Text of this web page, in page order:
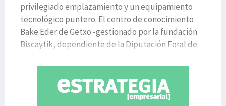
privilegiado emplazamiento y un equipamiento
tecnológico puntero. El centro de conocimiento
Bake Eder de Getxo -gestionado por la fundación
Biscaytik, dependiente de la Diputación Foral de